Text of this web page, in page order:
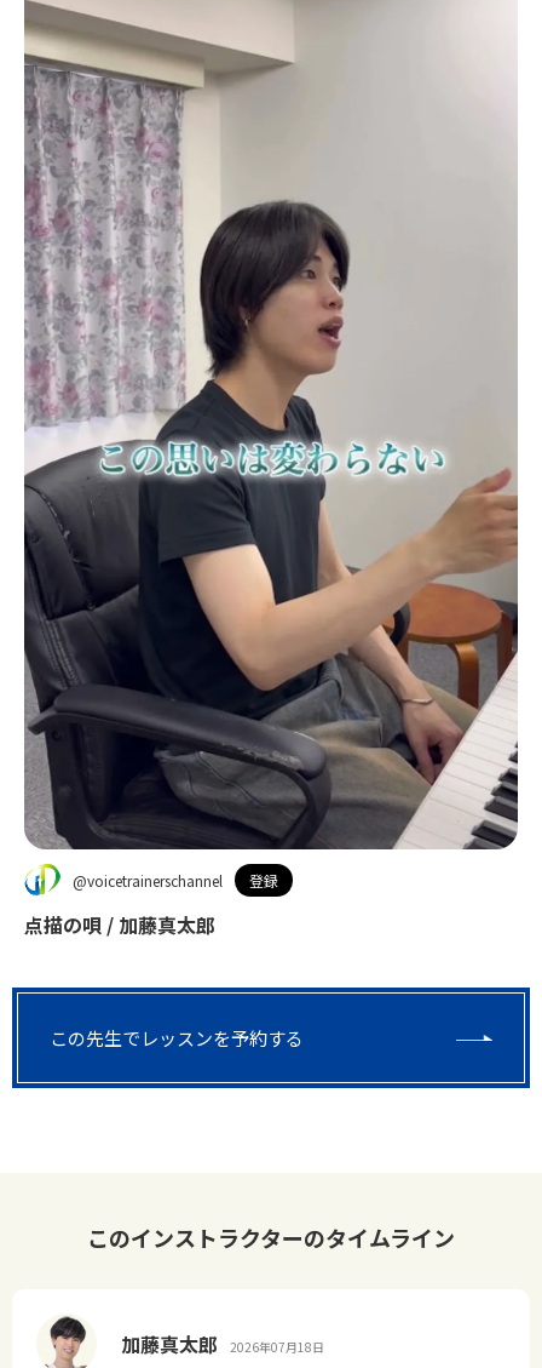
@voicetrainerschannel 登録
点描の唄 / 加藤真太郎
この先生でレッスンを予約する
このインストラクターのタイムライン
加藤真太郎 2026年07月18日